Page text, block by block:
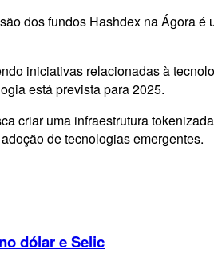
dos fundos Hashdex na Ágora
iniciativas relacionadas à
está prevista para 2025.
criar uma infraestrutura
de tecnologias emergentes.
dólar e Selic